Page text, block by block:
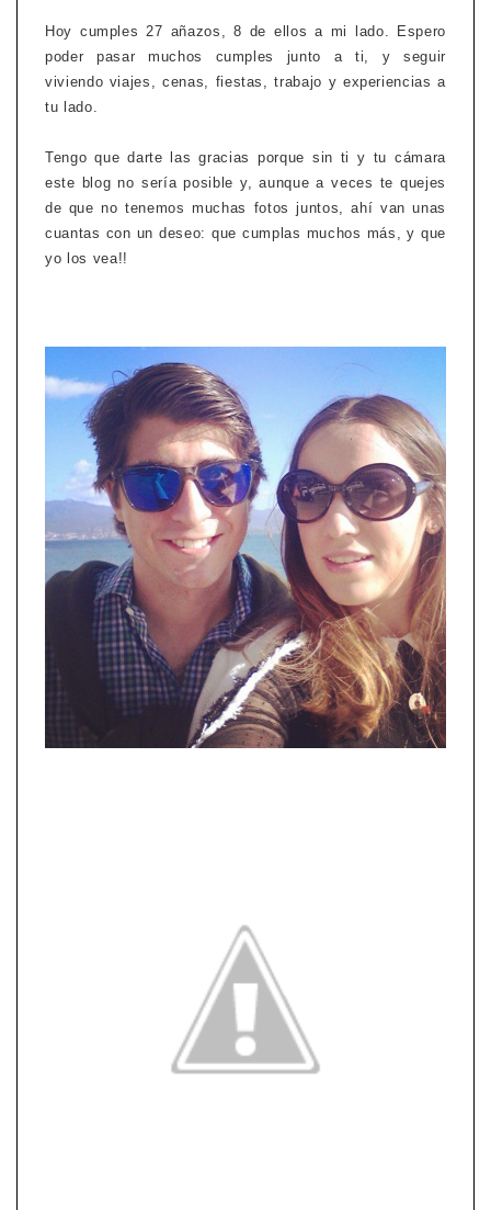
Hoy cumples 27 añazos, 8 de ellos a mi lado. Espero
poder pasar muchos cumples junto a ti, y seguir
viviendo viajes, cenas, fiestas, trabajo y experiencias a
tu lado.
Tengo que darte las gracias porque sin ti y tu cámara
este blog no sería posible y, aunque a veces te quejes
de que no tenemos muchas fotos juntos, ahí van unas
cuantas con un deseo: que cumplas muchos más, y que
yo los vea!!